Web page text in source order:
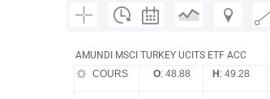
AMUNDI MSCI TURKEY UCITS ETF ACC
COURS O: 48.88 H : 49.28